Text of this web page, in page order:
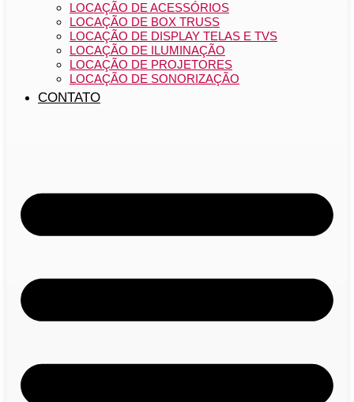
LOCAÇÃO DE ACESSÓRIOS
LOCAÇÃO DE BOX TRUSS
LOCAÇÃO DE DISPLAY TELAS E TVS
LOCAÇÃO DE ILUMINAÇÃO
LOCAÇÃO DE PROJETORES
LOCAÇÃO DE SONORIZAÇÃO
CONTATO